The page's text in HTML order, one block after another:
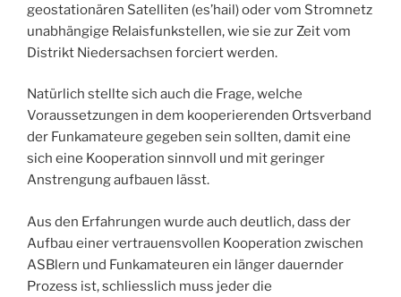
geostationären Satelliten (es’hail) oder vom Stromnetz
unabhängige Relaisfunkstellen, wie sie zur Zeit vom
Distrikt Niedersachsen forciert werden.
Natürlich stellte sich auch die Frage, welche
Voraussetzungen in dem kooperierenden Ortsverband
der Funkamateure gegeben sein sollten, damit eine
sich eine Kooperation sinnvoll und mit geringer
Anstrengung aufbauen lässt.
Aus den Erfahrungen wurde auch deutlich, dass der
Aufbau einer vertrauensvollen Kooperation zwischen
ASBlern und Funkamateuren ein länger dauernder
Prozess ist, schliesslich muss jeder die